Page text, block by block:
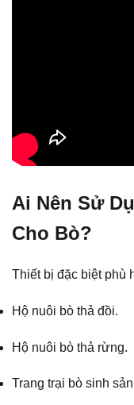
Ai Nên Sử
Cho Bò?
Thiết bị đặc biệt phù
Hộ nuôi bò thả đồi.
Hộ nuôi bò thả rừng.
Trang trại bò sinh